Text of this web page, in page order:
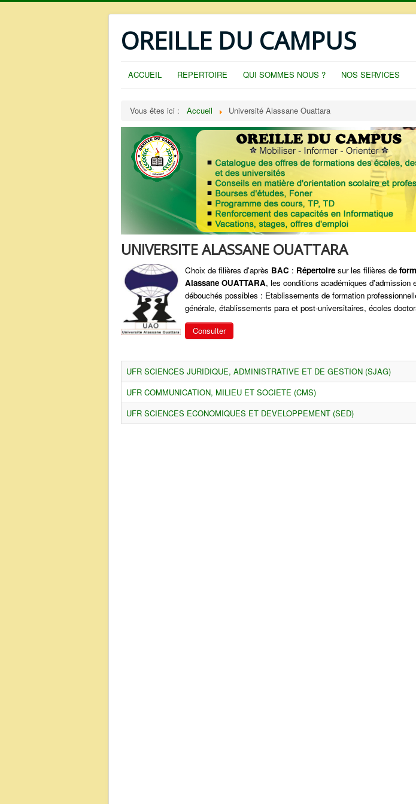
OREILLE DU CAMPUS
ACCUEIL REPERTOIRE QUI SOMMES NOUS ? NOS SERVICES
Vous êtes ici : Accueil Université Alassane Ouattara
UNIVERSITE ALASSANE OUATTARA
Choix de filières d'après BAC : Répertoire sur les filières de
Alassane OUATTARA, les conditions académiques d'admission
débouchés possibles : Etablissements de formation
générale, établissements para et post-universitaires, écoles
Consulter
UFR SCIENCES JURIDIQUE, ADMINISTRATIVE ET DE GESTION (SJAG)
UFR COMMUNICATION, MILIEU ET SOCIETE (CMS)
UFR SCIENCES ECONOMIQUES ET DEVELOPPEMENT (SED)